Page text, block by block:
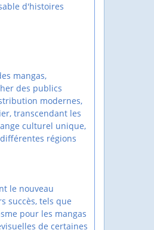
d'histoires
mangas,
des publics
modernes,
transcendant les
culturel unique,
régions
le nouveau
succès, tels que
pour les mangas
de certaines